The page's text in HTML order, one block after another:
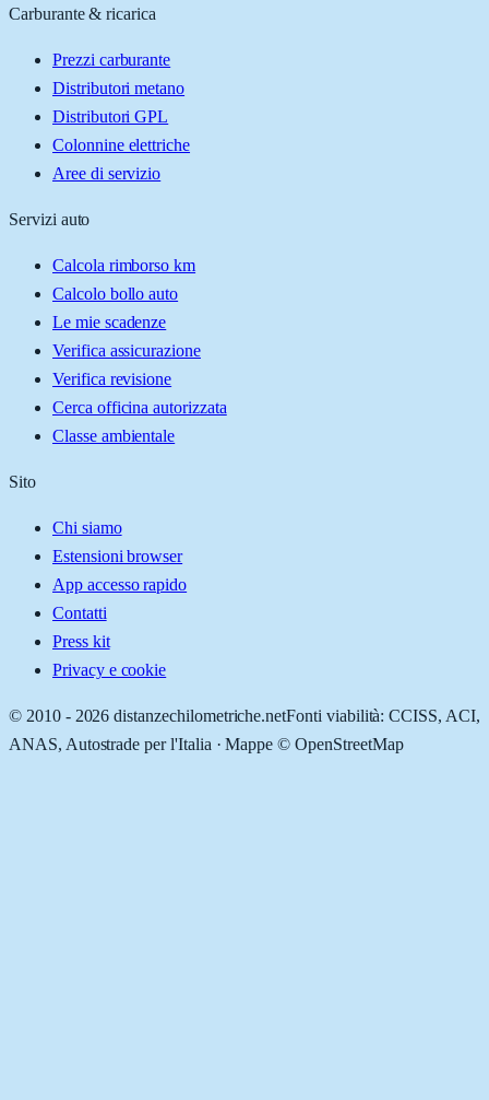
Carburante & ricarica
Prezzi carburante
Distributori metano
Distributori GPL
Colonnine elettriche
Aree di servizio
Servizi auto
Calcola rimborso km
Calcolo bollo auto
Le mie scadenze
Verifica assicurazione
Verifica revisione
Cerca officina autorizzata
Classe ambientale
Sito
Chi siamo
Estensioni browser
App accesso rapido
Contatti
Press kit
Privacy e cookie
© 2010 - 2026 distanzechilometriche.netFonti viabilità: CCISS, ACI,
ANAS, Autostrade per l'Italia · Mappe © OpenStreetMap